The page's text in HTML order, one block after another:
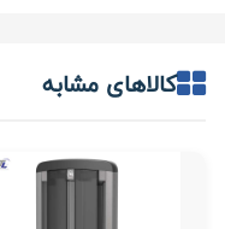
کالاهای مشابه